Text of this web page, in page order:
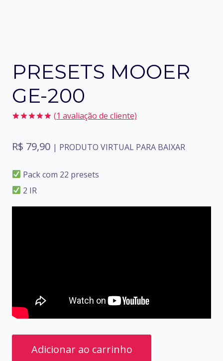
PRESETS MOOER
GE-200
de 5, com
baseado em
(1 avaliação de cliente)
R$ 79,90 | PRODUTO VIRTUAL PARA BAIXAR
Pack com 22 presets
2 IR
Adicionar ao carrinho